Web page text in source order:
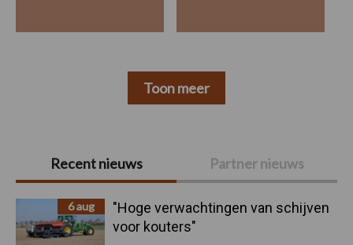
Primaire
Sidebar
Recent nieuws Partner nieuws
6 aug
"Hoge verwachtingen van schijven
voor kouters"
Toon meer